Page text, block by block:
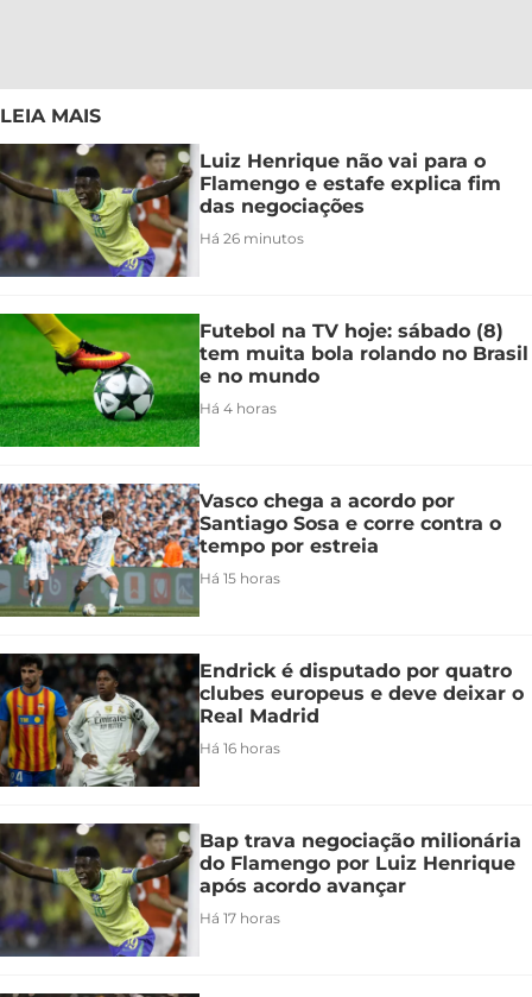
LEIA MAIS
Luiz Henrique não vai para o
Flamengo e estafe explica fim
das negociações
Há 26 minutos
Futebol na TV hoje: sábado (8)
tem muita bola rolando no Brasil
e no mundo
Há 4 horas
Vasco chega a acordo por
Santiago Sosa e corre contra o
tempo por estreia
Há 15 horas
Endrick é disputado por quatro
clubes europeus e deve deixar o
Real Madrid
Há 16 horas
Bap trava negociação milionária
do Flamengo por Luiz Henrique
após acordo avançar
Há 17 horas